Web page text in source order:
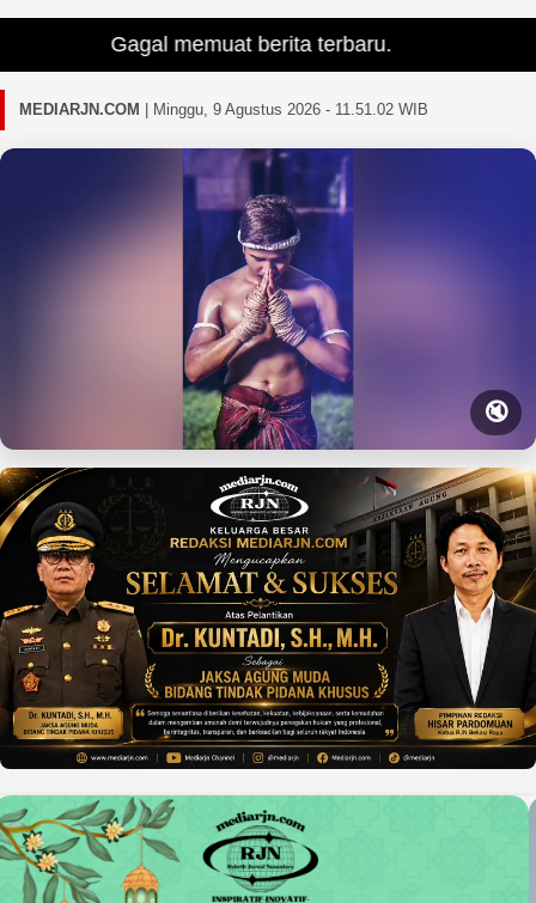
Gagal memuat berita terbaru.
MEDIARJN.COM Minggu, 9 Agustus 2026 - 11.51.03 WIB
🔇